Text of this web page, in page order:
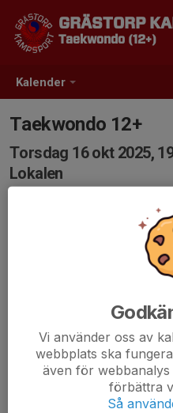
Kalender
GRÄSTORP
Taekwondo (12+)
Taekwondo 12+
Torsdag 16 okt 2025,
Lokalen
Vi använder oss av
webbplats ska
även för
förbättra
Så